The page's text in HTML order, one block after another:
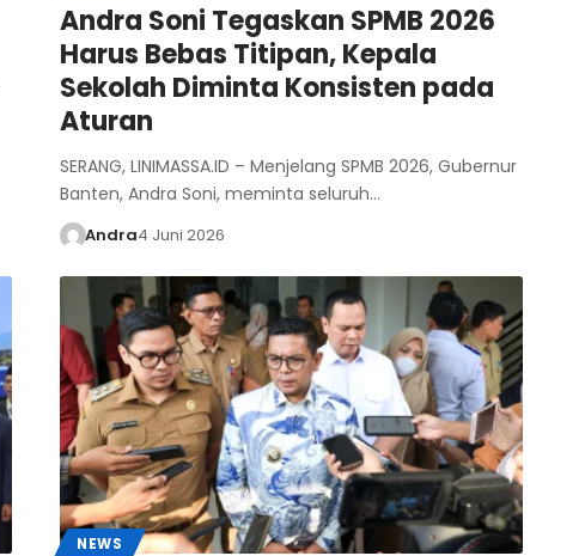
Andra Soni Tegaskan SPMB 2026
Harus Bebas Titipan, Kepala
Sekolah Diminta Konsisten pada
Aturan
SERANG, LINIMASSA.ID – Menjelang SPMB 2026, Gubernur
Banten, Andra Soni, meminta seluruh…
Andra4 Juni 2026
NEWS